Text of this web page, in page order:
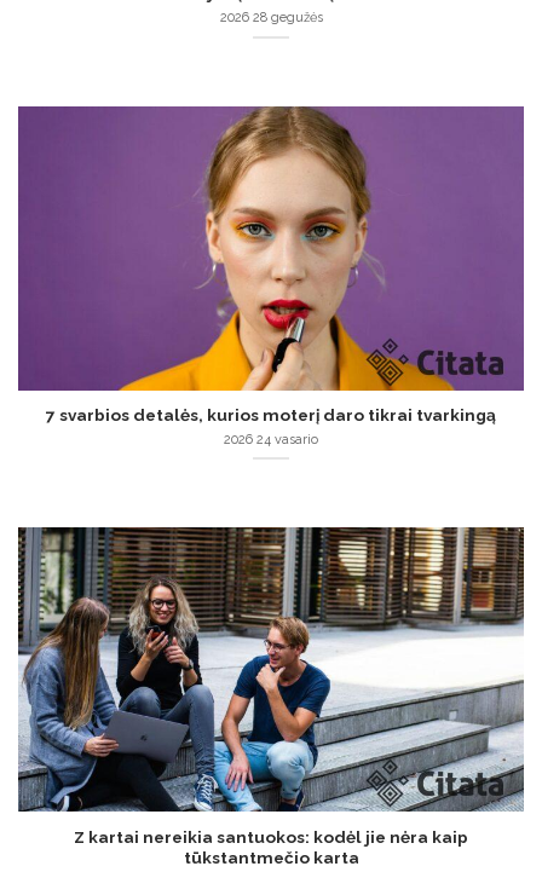
2026 28 gegužės
7 svarbios detalės, kurios moterį daro tikrai tvarkingą
2026 24 vasario
Z kartai nereikia santuokos: kodėl jie nėra kaip
tūkstantmečio karta